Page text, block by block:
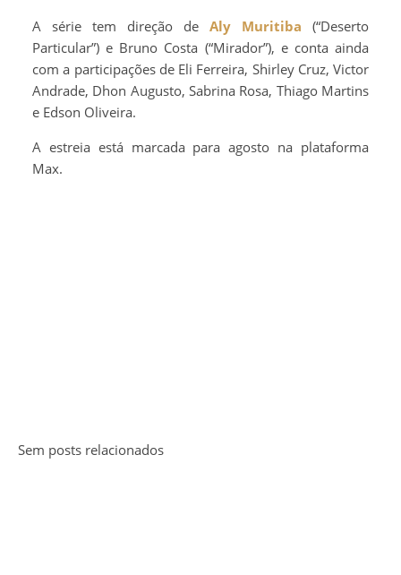
A série tem direção de Aly Muritiba (“Deserto
Particular”) e Bruno Costa (“Mirador”), e conta ainda
com a participações de Eli Ferreira, Shirley Cruz, Victor
Andrade, Dhon Augusto, Sabrina Rosa, Thiago Martins
e Edson Oliveira.
A estreia está marcada para agosto na plataforma
Max.
Sem posts relacionados